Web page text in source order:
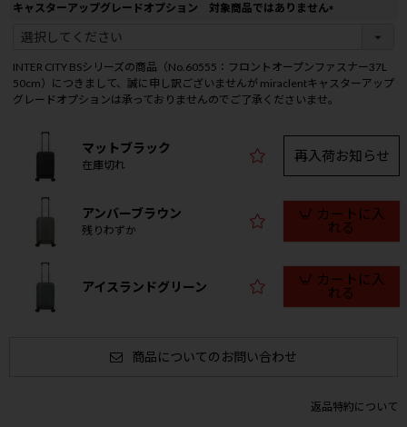
キャスターアップグレードオプション 対象商品ではありません
須
)
INTER CITY BSシリーズの商品（No.60555：フロントオープンファスナー37L
50cm）につきまして、誠に申し訳ございませんが miraclentキャスターアップ
グレードオプションは承っておりませんのでご了承くださいませ。
マットブラック
在庫切れ
再入荷お知らせ
アンバーブラウン
残りわずか
カートに入
れる
アイスランドグリーン
カートに入
れる
商品についてのお問い合わせ
返品特約について